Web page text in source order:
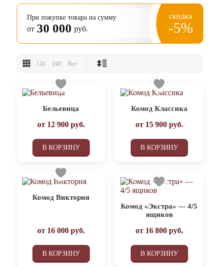
При покупке товара на сумму
от 30 000 руб.
скидка
-5%
120 240 Все
Бельевица
от 12 900руб.
В КОРЗИНУ
Комод Классика
от 15 900руб.
В КОРЗИНУ
Комод Виктория
от 16 000руб.
В КОРЗИНУ
Комод «Экстра» — 4/5
ящиков
от 16 800руб.
В КОРЗИНУ